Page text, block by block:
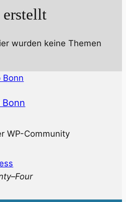
erstellt
wurden keine Themen
WP-Community
–Four